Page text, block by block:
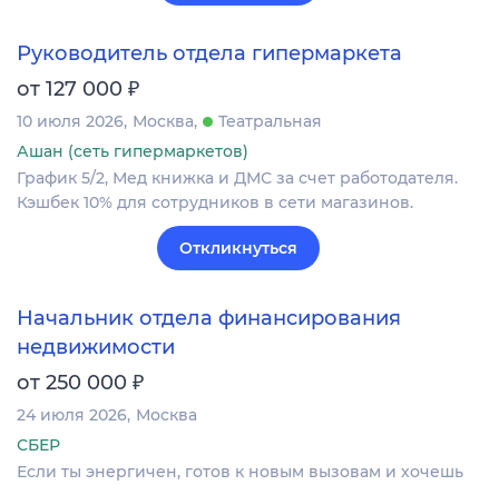
Руководитель отдела гипермаркета
от 127 000 ₽
10 июля 2026 Москва
Театральная
Ашан (сеть гипермаркетов)
График 5/2, Мед книжка и ДМС за счет работодателя.
Кэшбек 10% для сотрудников в сети магазинов.
Откликнуться
Начальник отдела финансирования
недвижимости
от 250 000 ₽
24 июля 2026 Москва
СБЕР
Если ты энергичен, готов к новым вызовам и хочешь